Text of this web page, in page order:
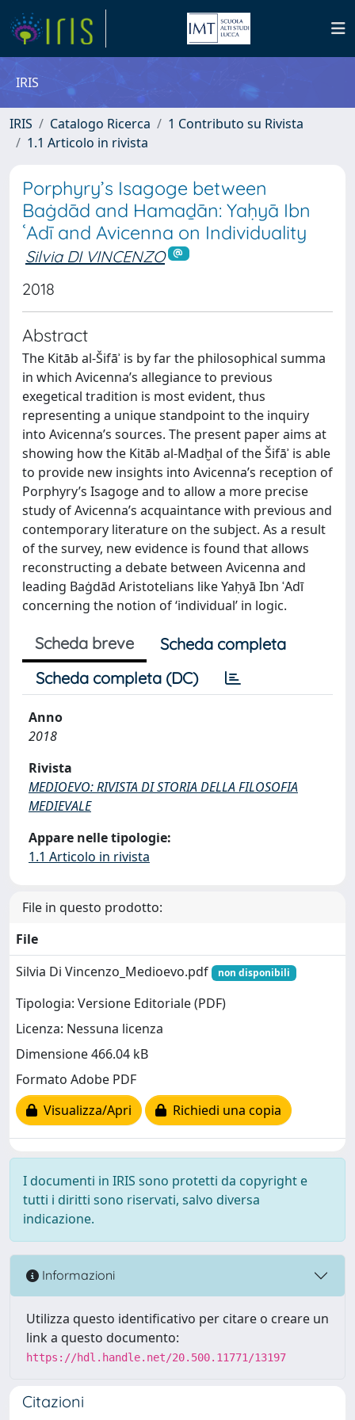
IRIS
IRIS Catalogo Ricerca
1 Contributo su Rivista
1.1 Articolo in rivista
Porphyry’s Isagoge between
Baġdād and Hamaḏān: Yaḥyā Ibn
ʿAdī and Avicenna on Individuality
Silvia DI VINCENZO
2018
Abstract
The Kitāb al-Šifāʾ is by far the philosophical summa
in which Avicenna’s allegiance to previous
exegetical tradition is most evident, thus
representing a unique standpoint to the inquiry
into Avicenna’s sources. The present paper aims at
showing how the Kitāb al-Madḫal of the Šifāʾ is able
to provide new insights into Avicenna’s reception of
Porphyry’s Isagoge and to allow a more precise
study of Avicenna’s acquaintance with previous and
contemporary literature on the subject. As a result
of the survey, new evidence is found that allows
reconstructing a debate between Avicenna and
leading Baġdād Aristotelians like Yaḥyā Ibn ʿAdī
concerning the notion of ‘individual’ in logic.
Scheda breve
Scheda completa
Scheda completa (DC)
Anno
2018
Rivista
MEDIOEVO: RIVISTA DI STORIA DELLA FILOSOFIA
MEDIEVALE
Appare nelle tipologie:
1.1 Articolo in rivista
File in questo prodotto:
File
Silvia Di Vincenzo_Medioevo.pdf
non disponibili
Tipologia: Versione Editoriale (PDF)
Licenza: Nessuna licenza
Dimensione 466.04 kB
Formato Adobe PDF
Visualizza/Apri
Richiedi una copia
I documenti in IRIS sono protetti da copyright e
tutti i diritti sono riservati, salvo diversa
indicazione.
Informazioni
Utilizza questo identificativo per citare o creare un
link a questo documento:
https://hdl.handle.net/20.500.11771/13197
Citazioni